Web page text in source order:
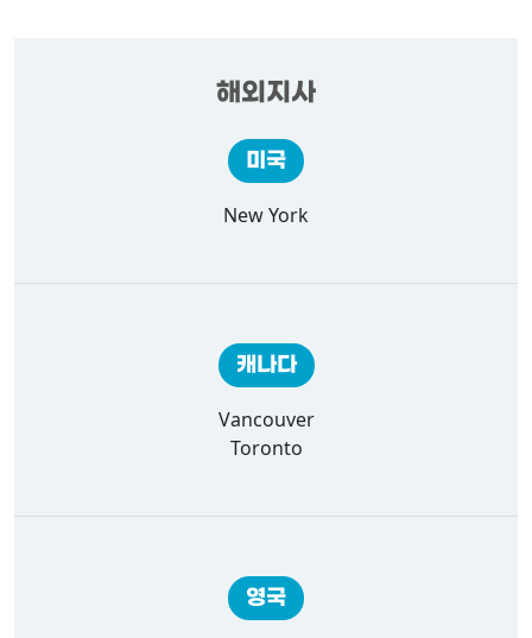
해외지사
미국
New York
캐나다
Vancouver
Toronto
영국